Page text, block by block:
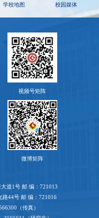
学校地图 校园媒体
视频号矩阵
微博矩阵
道1号 邮 编：721013
44号 邮 编：721016
（传真）